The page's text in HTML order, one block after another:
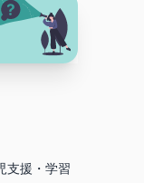
支援・学習